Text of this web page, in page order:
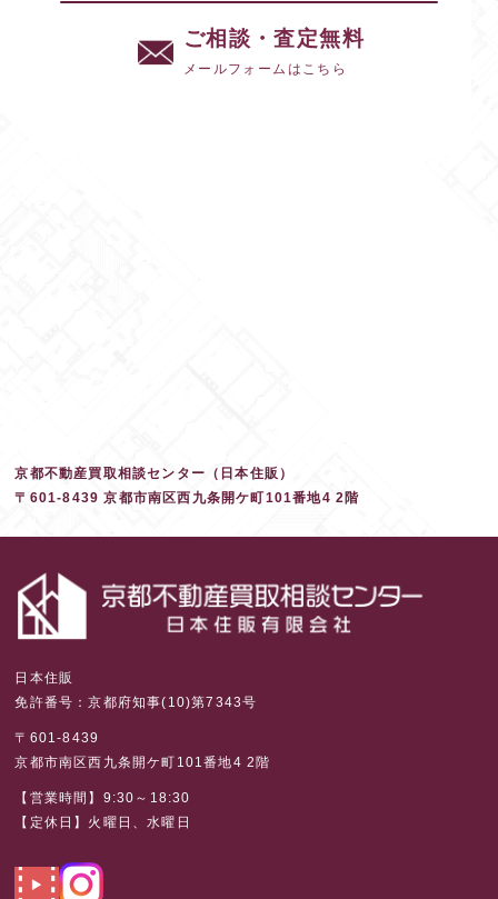
ご相談・査定無料
メールフォームはこちら
京都不動産買取相談センター（日本住販）
〒601-8439 京都市南区西九条開ケ町101番地4 2階
日本住販
免許番号：京都府知事(10)第7343号
〒601-8439
京都市南区西九条開ケ町101番地4 2階
【営業時間】9:30～18:30
【定休日】火曜日、水曜日